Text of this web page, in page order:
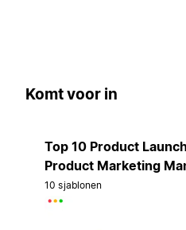
Komt voor in
Top 10 Product
Product Marketing
10 sjablonen